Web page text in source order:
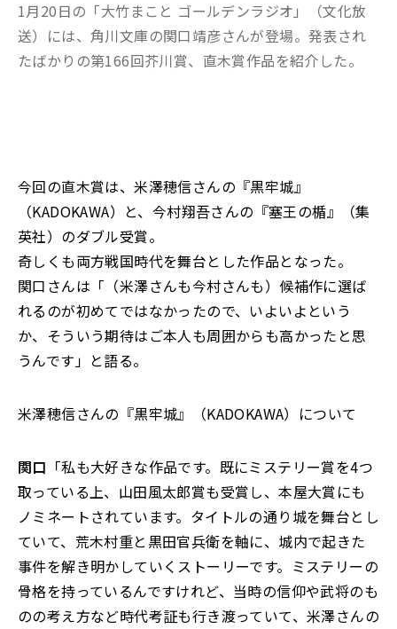
1月20日の「大竹まこと ゴールデンラジオ」（文化放
送）には、角川文庫の関口靖彦さんが登場。発表され
たばかりの第166回芥川賞、直木賞作品を紹介した。
今回の直木賞は、米澤穂信さんの『黒牢城』
（KADOKAWA）と、今村翔吾さんの『塞王の楯』（集
英社）のダブル受賞。
奇しくも両方戦国時代を舞台とした作品となった。
関口さんは「（米澤さんも今村さんも）候補作に選ば
れるのが初めてではなかったので、いよいよという
か、そういう期待はご本人も周囲からも高かったと思
うんです」と語る。
米澤穂信さんの『黒牢城』（KADOKAWA）について――
関口 「私も大好きな作品です。既にミステリー賞を4つ
取っている上、山田風太郎賞も受賞し、本屋大賞にも
ノミネートされています。タイトルの通り城を舞台とし
ていて、荒木村重と黒田官兵衛を軸に、城内で起きた
事件を解き明かしていくストーリーです。ミステリーの
骨格を持っているんですけれど、当時の信仰や武将のも
のの考え方など時代考証も行き渡っていて、米澤さんの